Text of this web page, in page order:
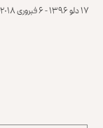
۱۷ دلو ۱۳۹۶ - ۶ فبروری ۲۰۱۸